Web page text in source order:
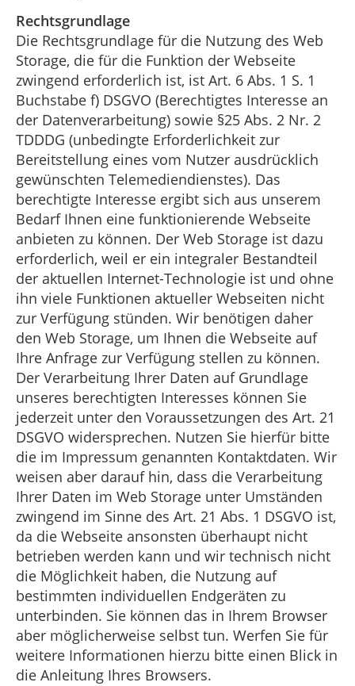
Rechtsgrundlage
Die Rechtsgrundlage für die Nutzung des Web
Storage, die für die Funktion der Webseite
zwingend erforderlich ist, ist Art. 6 Abs. 1 S. 1
Buchstabe f) DSGVO (Berechtigtes Interesse an
der Datenverarbeitung) sowie §25 Abs. 2 Nr. 2
TDDDG (unbedingte Erforderlichkeit zur
Bereitstellung eines vom Nutzer ausdrücklich
gewünschten Telemediendienstes). Das
berechtigte Interesse ergibt sich aus unserem
Bedarf Ihnen eine funktionierende Webseite
anbieten zu können. Der Web Storage ist dazu
erforderlich, weil er ein integraler Bestandteil
der aktuellen Internet-Technologie ist und ohne
ihn viele Funktionen aktueller Webseiten nicht
zur Verfügung stünden. Wir benötigen daher
den Web Storage, um Ihnen die Webseite auf
Ihre Anfrage zur Verfügung stellen zu können.
Der Verarbeitung Ihrer Daten auf Grundlage
unseres berechtigten Interesses können Sie
jederzeit unter den Voraussetzungen des Art. 21
DSGVO widersprechen. Nutzen Sie hierfür bitte
die im Impressum genannten Kontaktdaten. Wir
weisen aber darauf hin, dass die Verarbeitung
Ihrer Daten im Web Storage unter Umständen
zwingend im Sinne des Art. 21 Abs. 1 DSGVO ist,
da die Webseite ansonsten überhaupt nicht
betrieben werden kann und wir technisch nicht
die Möglichkeit haben, die Nutzung auf
bestimmten individuellen Endgeräten zu
unterbinden. Sie können das in Ihrem Browser
aber möglicherweise selbst tun. Werfen Sie für
weitere Informationen hierzu bitte einen Blick in
die Anleitung Ihres Browsers.